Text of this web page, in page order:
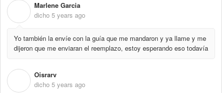
Marlene Garcia
dicho 5 years ago
Yo también la envíe con la guía que me mandaron y ya llame y me
dijeron que me enviaran el reemplazo, estoy esperando eso todavía
Oisrarv
dicho 5 years ago